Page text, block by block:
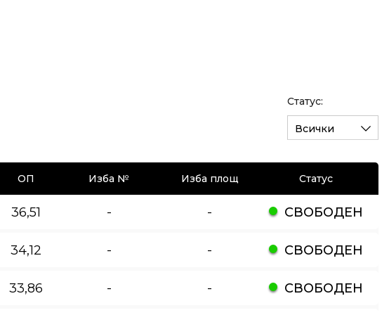
Статус:
Всички
ОП Изба № Изба площ Статус
36,51 - - СВОБОДЕН
34,12 - - СВОБОДЕН
33,86 - - СВОБОДЕН